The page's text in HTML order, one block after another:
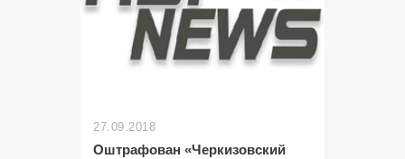
27.09.2018
Оштрафован «Черкизовский